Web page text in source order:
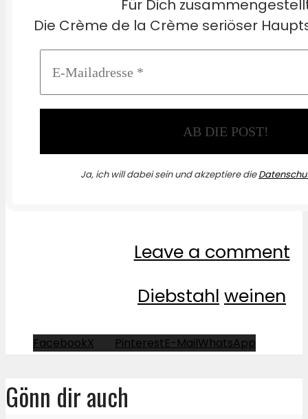
Für Dich
Die Crème de la Crème seriöser
Ja, ich will dabei sein und akzeptiere die
Leave a comment
Diebstahl weinen
FacebookX PinterestE-MailWhatsApp
Gönn dir auch